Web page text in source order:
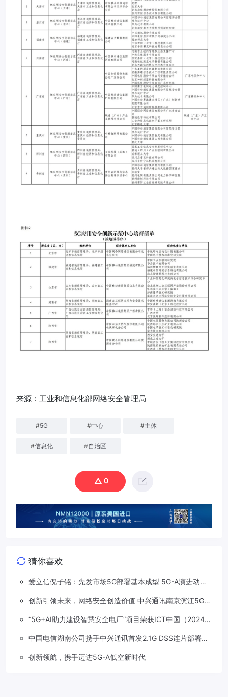
来源：工业和信息化部网络安全管理局
#5G #中心 #主体
#信息化 #自治区
0
猜你喜欢
爱立信倪子铭：先发市场5G部署基本成型 5G-A演进动能
创新引领未来，网络安全创造价值 中兴通讯南京滨江5G工
“5G+AI助力建设智慧安全电厂”项目荣获ICT中国（2024）
中国电信湖南公司携手中兴通讯首发2.1G DSS连片部署助
创新领航，携手迈进5G-A低空新时代